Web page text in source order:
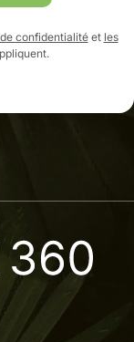
confidentialitéet les